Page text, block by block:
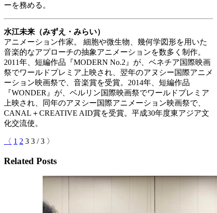
ーを務める。
水江未来（みずえ・みらい）
アニメーション作家。 細胞や微生物、幾何学図形を用いた
音楽的なアプローチの抽象アニメーションを数多く制作。
2011年、短編作品『MODERN No.2』が、ベネチア国際映画
祭でワールドプレミア上映され、翌年のアヌシー国際アニメ
ーション映画祭で、音楽賞を受賞。2014年、短編作品
『WONDER』が、ベルリン国際映画祭でワールドプレミア
上映され、同年のアヌシー国際アニメーション映画祭で、
CANAL＋CREATIVE AID賞を受賞。平成30年度東アジア文
化交流使。
〈 1 2 3 3 /3 〉
Related Posts